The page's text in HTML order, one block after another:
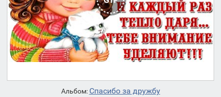
Альбом: Спасибо за дружбу